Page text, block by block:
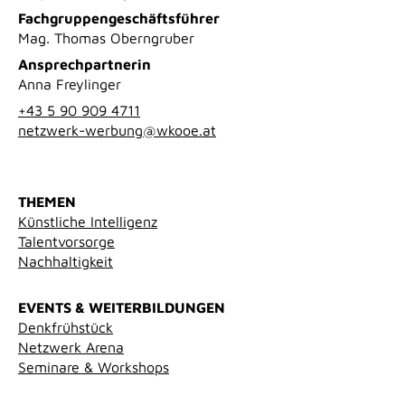
Fachgruppengeschäftsführer
Mag. Thomas Oberngruber
Ansprechpartnerin
Anna Freylinger
+43 5 90 909 4711
netzwerk-werbung@wkooe.at
THEMEN
Künstliche Intelligenz
Talentvorsorge
Nachhaltigkeit
EVENTS & WEITERBILDUNGEN
Denkfrühstück
Netzwerk Arena
Seminare & Workshops